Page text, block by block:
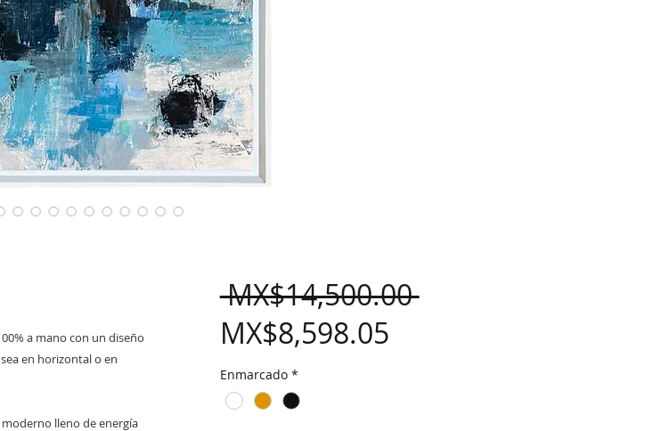
a mano con un diseño
en horizontal o en
lleno de energía
MX$14,500.00 Regular
MX$8,598.05Sale
Enmarcado *